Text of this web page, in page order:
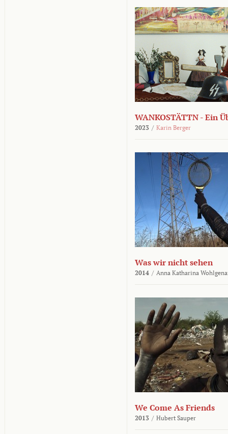
WANKOSTÄTTN - Ein
2023 / Karin Berger
Was wir nicht sehen
2014 / Anna Katharina
We Come As Friends
2013 / Hubert Sauper